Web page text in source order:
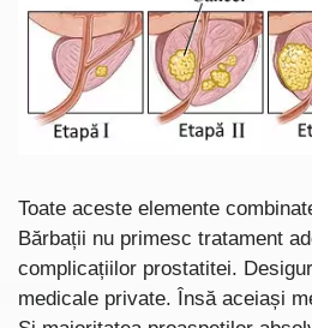
Toate aceste elemente
Bărbații nu primesc tratament
complicațiilor prostatitei.
medicale private. Însă aceiași